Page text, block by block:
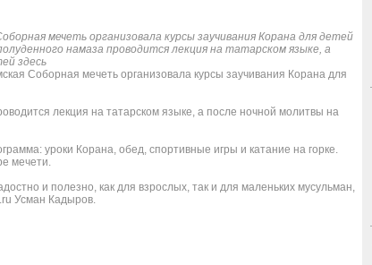
мечеть организовала курсы заучивания Корана для детей
намаза проводится лекция на татарском языке, а
здесь
Соборная мечеть организовала курсы заучивания Корана для
лекция на татарском языке, а после ночной молитвы на
уроки Корана, обед, спортивные игры и катание на горке.
мечети.
и полезно, как для взрослых, так и для маленьких мусульман,
Усман Кадыров.